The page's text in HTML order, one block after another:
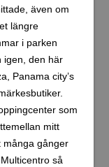
även om
längre
i parken
igen, den här
Panama city’s
som
mitt
många gånger
så